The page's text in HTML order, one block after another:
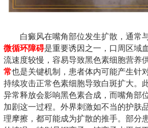
白癜风在嘴角部位发生扩散，通常
微循环障碍是重要诱因之一，口周区域
流速度较慢，容易导致黑色素细胞营养
常也是关键机制，患者体内可能产生针
持续攻击正常色素细胞导致白斑扩大。
异常释放会影响黑色素合成，而嘴角部
加剧这一过程。外界刺激如不当的护肤
理摩擦，都可能成为扩散的推手。部分